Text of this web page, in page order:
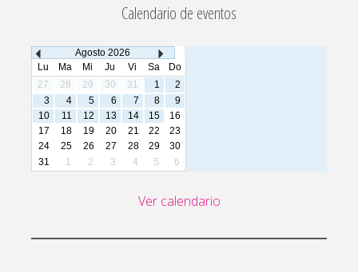
Calendario de eventos
Agosto 2026
Lu
Ma Mi Ju Vi Sa
Do
27
28 29 30 31 1
2
3
4 5 6 7 8
9
10
11 12 13 14 15
16
17
18 19 20 21 22
23
24
25 26 27 28 29
30
31
1 2 3 4 5 6
Ver calendario